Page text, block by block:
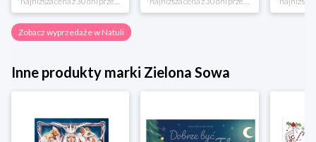
Zobacz wyprzedaże w Natuli
Inne produkty marki Zielona Sowa